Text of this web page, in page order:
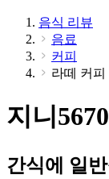
음식 리뷰
음료
커피
라떼 커피
지니
간식에 일